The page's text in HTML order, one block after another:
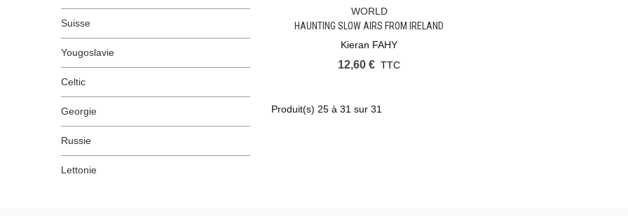
Suisse
Yougoslavie
Celtic
Georgie
Russie
Lettonie
Ajouter Au Panier
WORLD
HAUNTING SLOW AIRS FROM IRELAND
Kieran FAHY
12,60 € TTC
Produit(s) 25 à 31 sur 31